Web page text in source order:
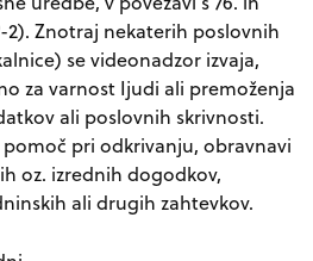
2). Znotraj nekaterih poslovnih
se videonadzor izvaja,
za varnost Ijudi ali premoženja
ali poslovnih skrivnosti.
pri odkrivanju, obravnavi
oz. izrednih dogodkov,
ali drugih zahtevkov.